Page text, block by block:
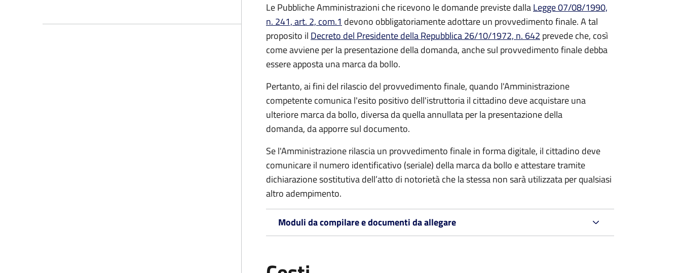
Le Pubbliche Amministrazioni che ricevono le domande previste dallaLegge 07/08/1990,
n. 241, art. 2, com.1 devono obbligatoriamente adottare un provvedimento finale. A tal
proposito il Decreto del Presidente della Repubblica 26/10/1972, n. 642 prevede che, così
come avviene per la presentazione della domanda, anche sul provvedimento finale debba
essere apposta una marca da bollo.
Pertanto, ai fini del rilascio del provvedimento finale, quando l'Amministrazione
competente comunica l'esito positivo dell'istruttoria il cittadino deve acquistare una
ulteriore marca da bollo, diversa da quella annullata per la presentazione della
domanda, da apporre sul documento.
Se l'Amministrazione rilascia un provvedimento finale in forma digitale, il cittadino deve
comunicare il numero identificativo (seriale) della marca da bollo e attestare tramite
dichiarazione sostitutiva dell’atto di notorietà che la stessa non sarà utilizzata per qualsiasi
altro adempimento.
Moduli da compilare e documenti da allegare